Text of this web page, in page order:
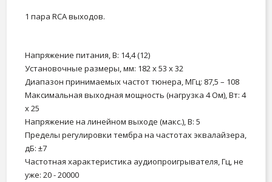
1 пара RCA выходов.
Напряжение питания, В: 14,4 (12)
Установочные размеры, мм: 182 х 53 х 32
Диапазон принимаемых частот тюнера, МГц: 87,5 – 108
Максимальная выходная мощность (нагрузка 4 Ом), Вт: 4
х 25
Напряжение на линейном выходе (макс.), В: 5
Пределы регулировки тембра на частотах эквалайзера,
дБ: ±7
Частотная характеристика аудиопроигрывателя, Гц, не
уже: 20 - 20000